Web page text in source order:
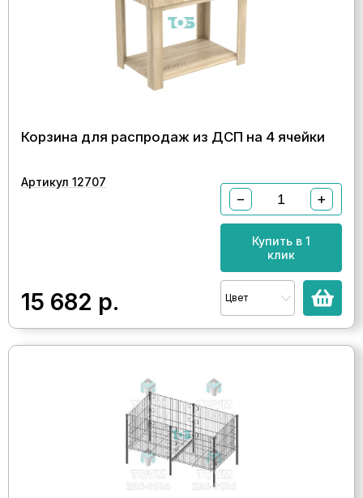
Корзина для распродаж из ДСП на 4 ячейки
Артикул 12707
15 682 р.
− +
Купить в 1
клик
Цвет